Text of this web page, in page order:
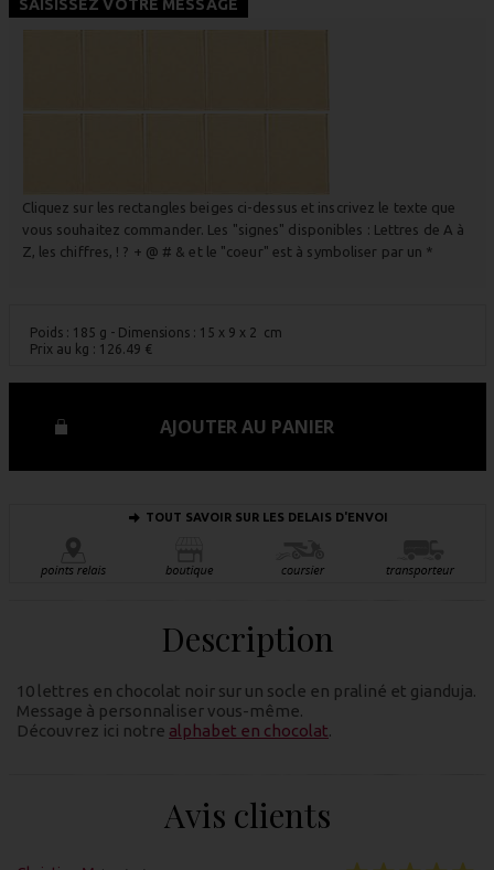
SAISISSEZ VOTRE MESSAGE
Cliquez sur les rectangles beiges ci-dessus et inscrivez le texte que
vous souhaitez commander. Les "signes" disponibles : Lettres de A à
Z, les chiffres, ! ? + @ # & et le "coeur" est à symboliser par un *
Poids : 185 g - Dimensions : 15 x 9 x 2 cm
Prix au kg : 126.49 €
AJOUTER AU PANIER
TOUT SAVOIR SUR LES DELAIS D'ENVOI
Description
10 lettres en chocolat noir sur un socle en praliné et gianduja.
Message à personnaliser vous-même.
Découvrez ici notre alphabet en chocolat.
Avis clients